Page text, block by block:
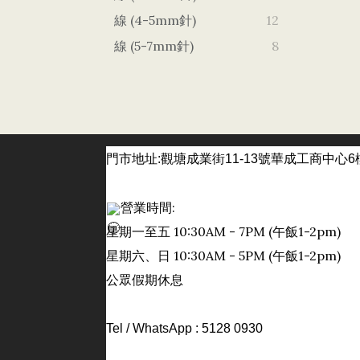
線 (4-5mm針)
12
線 (5-7mm針)
8
門市地址:觀塘成業街11-13號華成工商中心
營業時間:
星期一至五 10:30AM - 7PM (午飯1-2pm)
星期六、 日 10:30AM - 5PM (午飯1-2pm)
公眾假期休息
Tel / WhatsApp : 5128 0930